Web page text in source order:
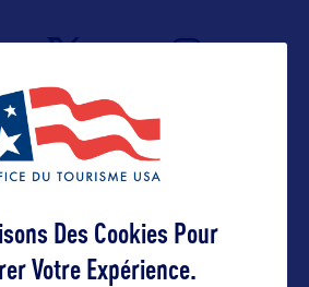
Des Cookies Pour
Votre Expérience.